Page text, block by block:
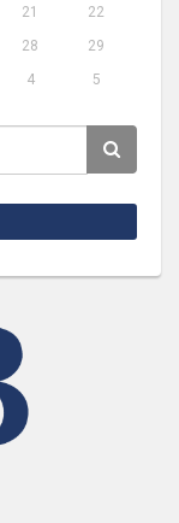
21
22
28
29
4 5